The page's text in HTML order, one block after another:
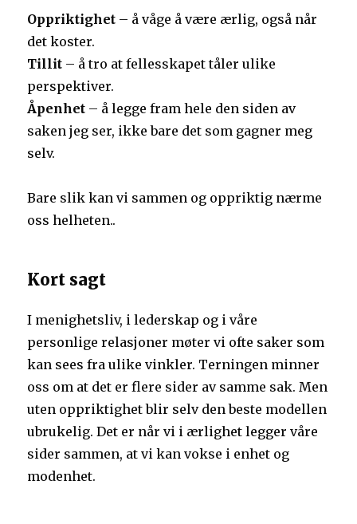
Oppriktighet – å våge å være ærlig, også når
det koster.
Tillit – å tro at fellesskapet tåler ulike
perspektiver.
Åpenhet – å legge fram hele den siden av
saken jeg ser, ikke bare det som gagner meg
selv.
Bare slik kan vi sammen og oppriktig nærme
oss helheten..
Kort sagt
I menighetsliv, i lederskap og i våre
personlige relasjoner møter vi ofte saker som
kan sees fra ulike vinkler. Terningen minner
oss om at det er flere sider av samme sak. Men
uten oppriktighet blir selv den beste modellen
ubrukelig. Det er når vi i ærlighet legger våre
sider sammen, at vi kan vokse i enhet og
modenhet.